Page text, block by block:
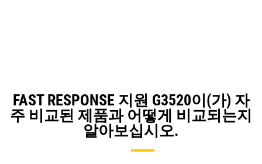
FAST RESPONSE 지원 G3520이(가) 자
주 비교된 제품과 어떻게 비교되는지
알아보십시오.